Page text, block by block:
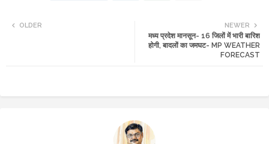
ats
NEWER
मध्य प्रदेश मानसून- 16 जिलों में भारी बारिश
होगी, बादलों का जमघट- MP WEATHER
FORECAST
OLDER